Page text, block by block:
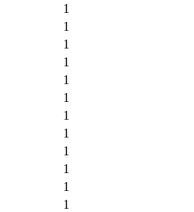
1
1
1
1
1
1
1
1
1
1
1
1